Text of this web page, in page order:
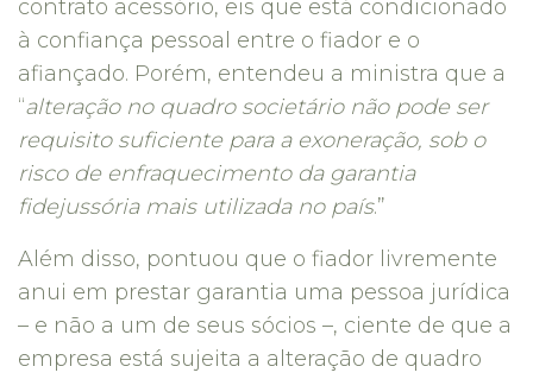
contrato acessório, eis que está condicionado
à confiança pessoal entre o fiador e o
afiançado. Porém, entendeu a ministra que a
“alteração no quadro societário não pode ser
requisito suficiente para a exoneração, sob o
risco de enfraquecimento da garantia
fidejussória mais utilizada no país.”
Além disso, pontuou que o fiador livremente
anui em prestar garantia uma pessoa jurídica
– e não a um de seus sócios –, ciente de que a
empresa está sujeita a alteração de quadro